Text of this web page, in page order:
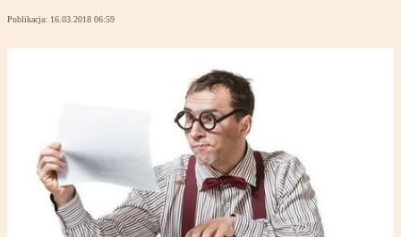
Publikacja: 16.03.2018 06:59